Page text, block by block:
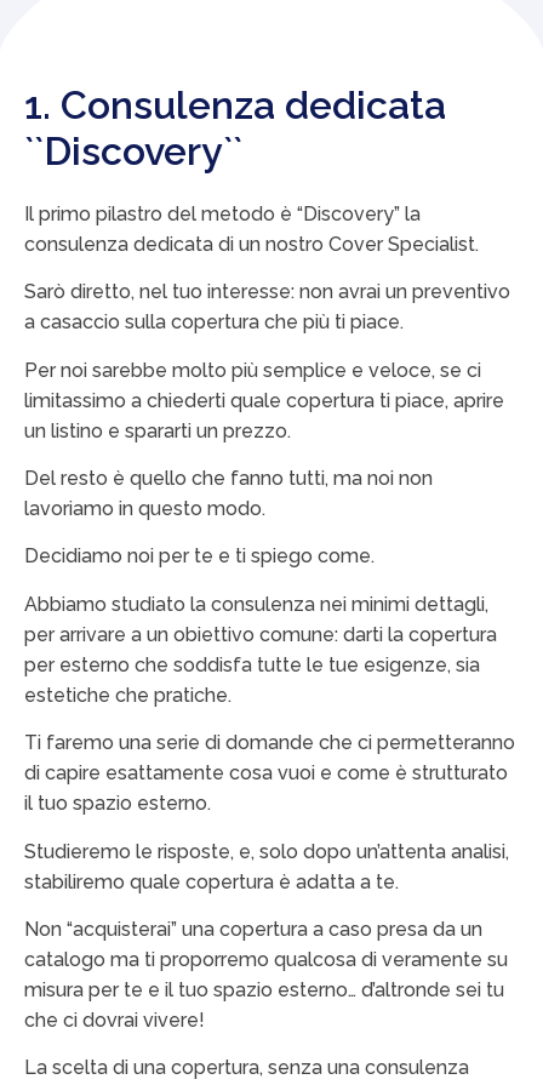
1. Consulenza dedicata
``Discovery``
Il primo pilastro del metodo è “Discovery” la
consulenza dedicata di un nostro Cover Specialist.
Sarò diretto, nel tuo interesse: non avrai un preventivo
a casaccio sulla copertura che più ti piace.
Per noi sarebbe molto più semplice e veloce, se ci
limitassimo a chiederti quale copertura ti piace, aprire
un listino e spararti un prezzo.
Del resto è quello che fanno tutti, ma noi non
lavoriamo in questo modo.
Decidiamo noi per te e ti spiego come.
Abbiamo studiato la consulenza nei minimi dettagli,
per arrivare a un obiettivo comune: darti la copertura
per esterno che soddisfa tutte le tue esigenze, sia
estetiche che pratiche.
Ti faremo una serie di domande che ci permetteranno
di capire esattamente cosa vuoi e come è strutturato
il tuo spazio esterno.
Studieremo le risposte, e, solo dopo un’attenta analisi,
stabiliremo quale copertura è adatta a te.
Non “acquisterai” una copertura a caso presa da un
catalogo ma ti proporremo qualcosa di veramente su
misura per te e il tuo spazio esterno… d’altronde sei tu
che ci dovrai vivere!
La scelta di una copertura, senza una consulenza